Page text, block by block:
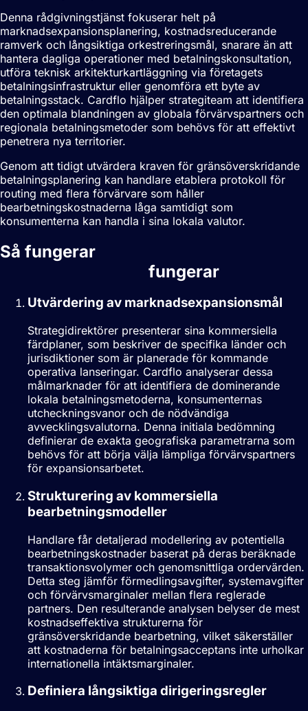
Denna rådgivningstjänst fokuserar helt på
marknadsexpansionsplanering, kostnadsreducerande
ramverk och långsiktiga orkestreringsmål, snarare än att
hantera dagliga operationer med betalningskonsultation,
utföra teknisk arkitekturkartläggning via företagets
betalningsinfrastruktur eller genomföra ett byte av
betalningsstack. Cardflo hjälper strategiteam att identifiera
den optimala blandningen av globala förvärvspartners och
regionala betalningsmetoder som behövs för att effektivt
penetrera nya territorier.
Genom att tidigt utvärdera kraven för gränsöverskridande
betalningsplanering kan handlare etablera protokoll för
routing med flera förvärvare som håller
bearbetningskostnaderna låga samtidigt som
konsumenterna kan handla i sina lokala valutor.
Så fungerar
fungerar
Utvärdering av marknadsexpansionsmål
Strategidirektörer presenterar sina kommersiella
färdplaner, som beskriver de specifika länder och
jurisdiktioner som är planerade för kommande
operativa lanseringar. Cardflo analyserar dessa
målmarknader för att identifiera de dominerande
lokala betalningsmetoderna, konsumenternas
utcheckningsvanor och de nödvändiga
avvecklingsvalutorna. Denna initiala bedömning
definierar de exakta geografiska parametrarna som
behövs för att börja välja lämpliga förvärvspartners
för expansionsarbetet.
Strukturering av kommersiella
bearbetningsmodeller
Handlare får detaljerad modellering av potentiella
bearbetningskostnader baserat på deras beräknade
transaktionsvolymer och genomsnittliga ordervärden.
Detta steg jämför förmedlingsavgifter, systemavgifter
och förvärvsmarginaler mellan flera reglerade
partners. Den resulterande analysen belyser de mest
kostnadseffektiva strukturerna för
gränsöverskridande bearbetning, vilket säkerställer
att kostnaderna för betalningsacceptans inte urholkar
internationella intäktsmarginaler.
Definiera långsiktiga dirigeringsregler